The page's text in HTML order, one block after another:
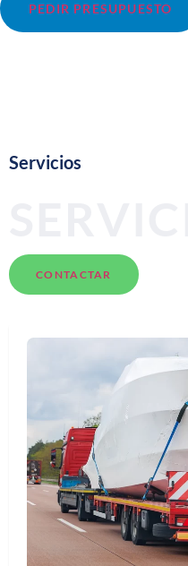
PEDIR PRESUPUESTO
Servicios
CONTACTAR